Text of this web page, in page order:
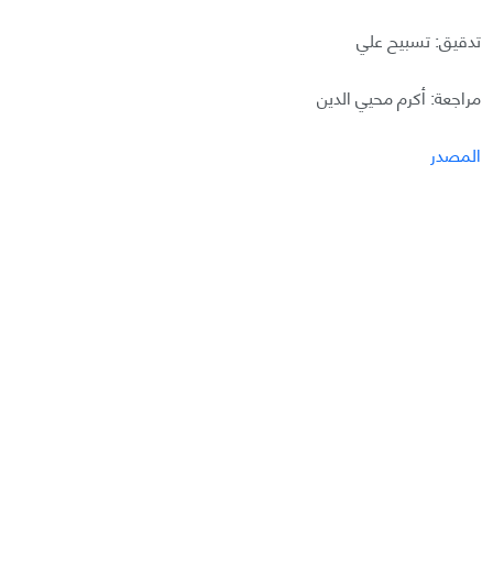
تدقيق: تسبيح علي
مراجعة: أكرم محيي الدين
المصدر